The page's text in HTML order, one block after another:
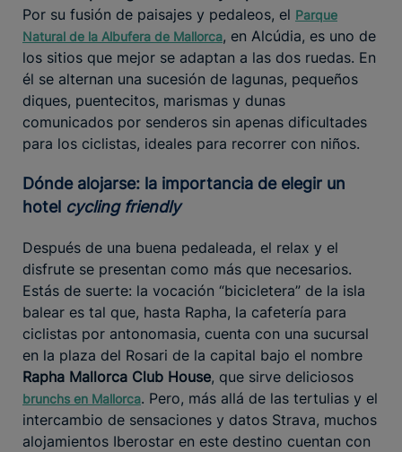
Por su fusión de paisajes y pedaleos, el Parque
Natural de la Albufera de Mallorca, en Alcúdia, es uno de
los sitios que mejor se adaptan a las dos ruedas. En
él se alternan una sucesión de lagunas, pequeños
diques, puentecitos, marismas y dunas
comunicados por senderos sin apenas dificultades
para los ciclistas, ideales para recorrer con niños.
Dónde alojarse: la importancia de elegir un
hotel cycling friendly
Después de una buena pedaleada, el relax y el
disfrute se presentan como más que necesarios.
Estás de suerte: la vocación “bicicletera” de la isla
balear es tal que, hasta Rapha, la cafetería para
ciclistas por antonomasia, cuenta con una sucursal
en la plaza del Rosari de la capital bajo el nombre
Rapha Mallorca Club House, que sirve deliciosos
brunchs en Mallorca. Pero, más allá de las tertulias y el
intercambio de sensaciones y datos Strava, muchos
alojamientos Iberostar en este destino cuentan con